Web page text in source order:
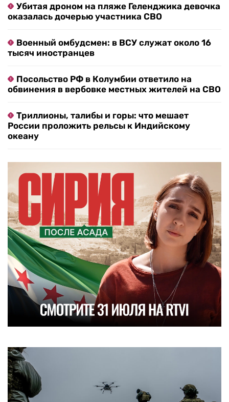
Убитая дроном на пляже Геленджика девочка
оказалась дочерью участника СВО
Военный омбудсмен: в ВСУ служат около 16
тысяч иностранцев
Посольство РФ в Колумбии ответило на
обвинения в вербовке местных жителей на СВО
Триллионы, талибы и горы: что мешает
России проложить рельсы к Индийскому
океану